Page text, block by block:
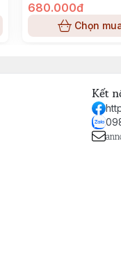
680.000đ
Chọn
Kết